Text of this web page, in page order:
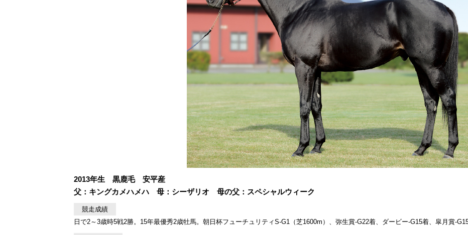
2013年生 黒鹿毛 安平産
父：キングカメハメハ 母：シーザリオ 母の父：スペシャルウィーク
競走成績
日で2～3歳時5戦2勝。15年最優秀2歳牡馬。朝日杯フューチュリティS-G1（芝1600m）、弥生賞-G22着、ダービー-G15着、皐月賞-